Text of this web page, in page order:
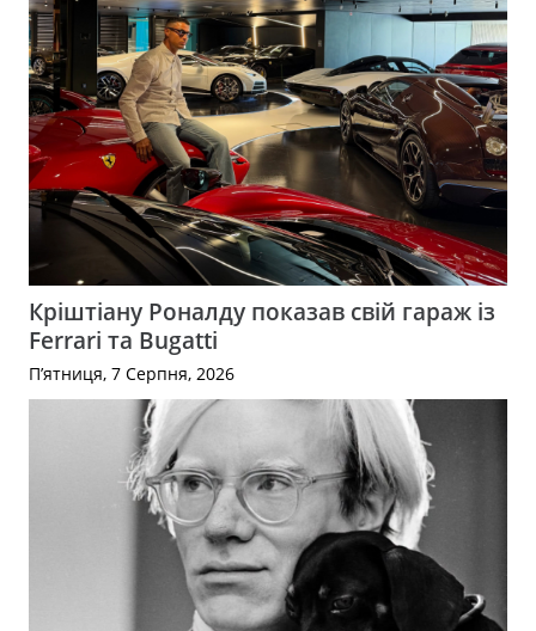
Кріштіану Роналду показав свій гараж із
Ferrari та Bugatti
П’ятниця, 7 Серпня, 2026